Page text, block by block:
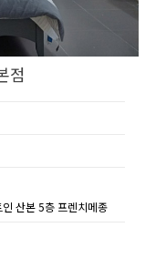
점
산본 5층 프렌치메종